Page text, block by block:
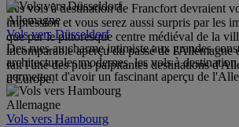
Les vols à destination de Francfort devraient
impression et vous serez aussi surpris par les
que par le pittoresque centre médiéval de la
incomparable aperçu du passé de l'Allemagne
fait l'une des plus palpitantes destinations
d'Europe.
Allemagne
Vols vers Düsseldorf
Des rues au charme intimiste aux grandes
architecturales modernes, les vols à
permettent d'avoir un fascinant aperçu de
Allemagne
Vols vers Hambourg